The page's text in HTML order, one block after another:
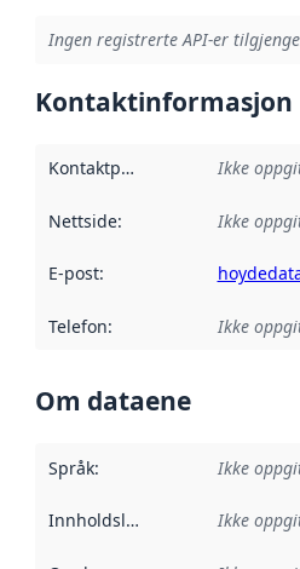
Ingen registrerte API-er
Kontaktinformasjon
Kontaktpunkt Ikke
Nettside: Ikke
E-post:
Telefon: Ikke
Om dataene
Språk: Ikke
Innholdsleverandører :
Ikke